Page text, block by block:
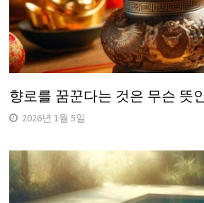
향로를 꿈꾼다는 것은 무슨 뜻
2026년 1월 5일